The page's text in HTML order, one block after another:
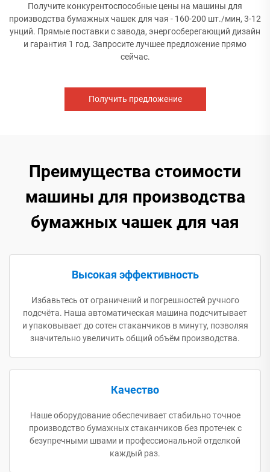
Получите конкурентоспособные цены на машины для
производства бумажных чашек для чая - 160-200 шт./мин, 3-12
унций. Прямые поставки с завода, энергосберегающий дизайн
и гарантия 1 год. Запросите лучшее предложение прямо
сейчас.
Получить предложение
Преимущества стоимости
машины для производства
бумажных чашек для чая
Высокая эффективность
Избавьтесь от ограничений и погрешностей ручного
подсчёта. Наша автоматическая машина подсчитывает
и упаковывает до сотен стаканчиков в минуту, позволяя
значительно увеличить общий объём производства.
Качество
Наше оборудование обеспечивает стабильно точное
производство бумажных стаканчиков без протечек с
безупречными швами и профессиональной отделкой
каждый раз.